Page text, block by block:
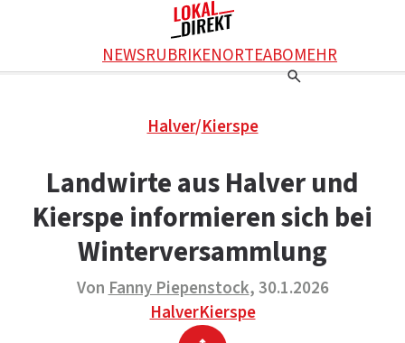
NEWSRUBRIKENORTEABOMEHR
Werbung schalten
Kontakt
Das Team
Über uns
KONTAKT
DAS TEAM
ÜBER UNS
Halver/Kierspe
Landwirte aus Halver und
Kierspe informieren sich bei
Winterversammlung
VonFanny Piepenstock, 30.1.2026
HalverKierspe
Drucken